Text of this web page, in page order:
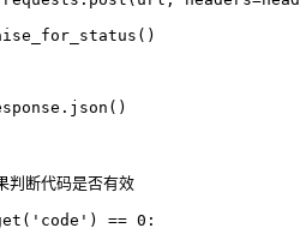
判断代码是否有效
'code' ) == 0 :